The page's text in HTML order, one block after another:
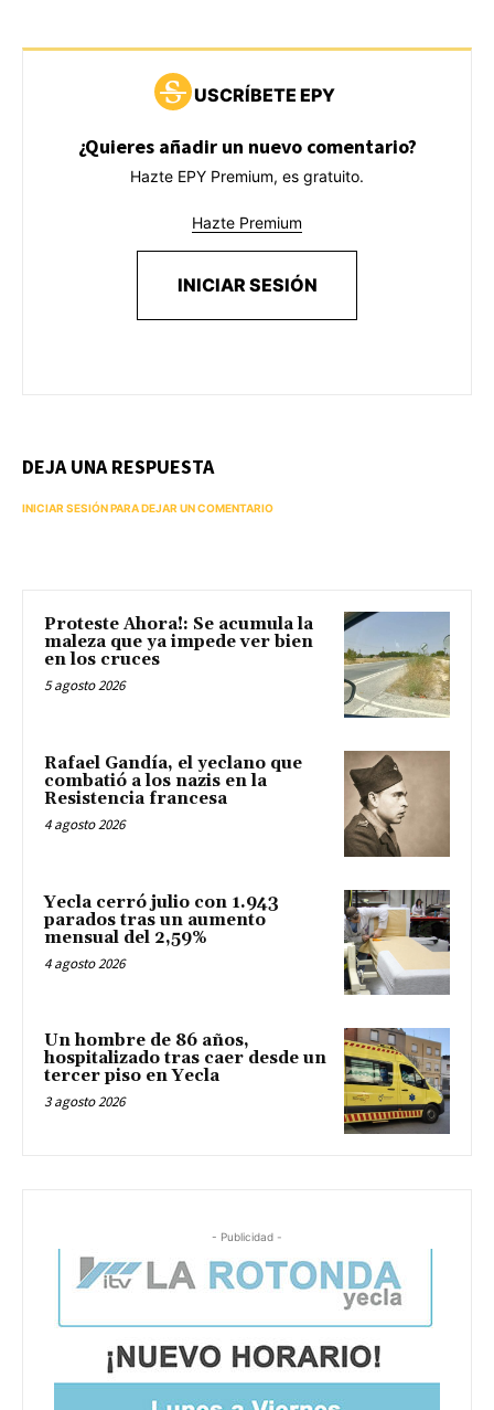
USCRÍBETE EPY
¿Quieres añadir un nuevo comentario?
Hazte EPY Premium, es gratuito.
Hazte Premium
INICIAR SESIÓN
DEJA UNA RESPUESTA
INICIAR SESIÓN PARA DEJAR UN COMENTARIO
Proteste Ahora!: Se acumula la
maleza que ya impede ver bien
en los cruces
5 agosto 2026
Rafael Gandía, el yeclano que
combatió a los nazis en la
Resistencia francesa
4 agosto 2026
Yecla cerró julio con 1.943
parados tras un aumento
mensual del 2,59%
4 agosto 2026
Un hombre de 86 años,
hospitalizado tras caer desde un
tercer piso en Yecla
3 agosto 2026
- Publicidad -